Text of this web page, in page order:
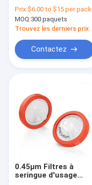
Produits
Vidéos
À propos de nous
μM pour la
préfiltration
d'échantillons HPLC
Prix:$6.00 to $15 per pack
MOQ:300 paquets
Trouvez les derniers prix
Contactez
0.45μm Filtres à
seringue d'usage